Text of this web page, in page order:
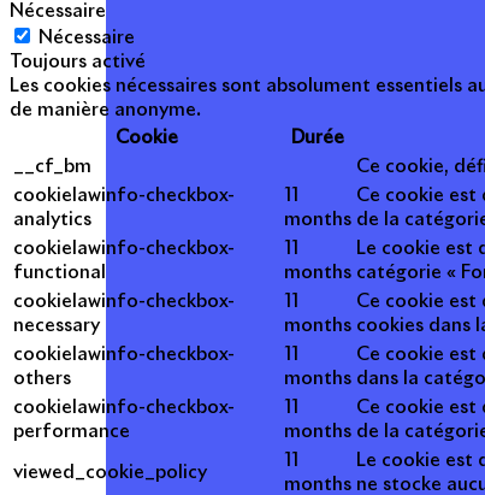
Nécessaire
Nécessaire
Toujours activé
Les cookies nécessaires sont absolument
de manière anonyme.
Cookie
Durée
__cf_bm
Ce cookie,
cookielawinfo-checkbox-
analytics
months
Ce cookie est
de la
cookielawinfo-checkbox-
functional
months
Le cookie est
catégorie «
cookielawinfo-checkbox-
necessary
months
Ce cookie est
cookies dans
cookielawinfo-checkbox-
others
months
Ce cookie est
dans la
cookielawinfo-checkbox-
performance
months
Ce cookie est
de la
viewed_cookie_policy
months
Le cookie est
ne stocke